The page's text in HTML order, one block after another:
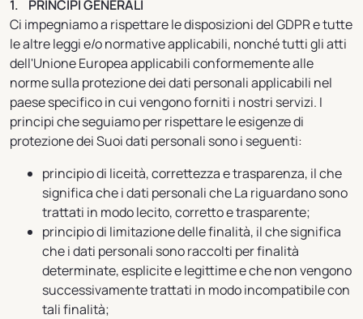
1. PRINCIPI GENERALI
Ci impegniamo a rispettare le disposizioni del GDPR e tutte
le altre leggi e/o normative applicabili, nonché tutti gli atti
dell'Unione Europea applicabili conformemente alle
norme sulla protezione dei dati personali applicabili nel
paese specifico in cui vengono forniti i nostri servizi. I
principi che seguiamo per rispettare le esigenze di
protezione dei Suoi dati personali sono i seguenti:
principio di liceità, correttezza e trasparenza, il che
significa che i dati personali che La riguardano sono
trattati in modo lecito, corretto e trasparente;
principio di limitazione delle finalità, il che significa
che i dati personali sono raccolti per finalità
determinate, esplicite e legittime e che non vengono
successivamente trattati in modo incompatibile con
tali finalità;